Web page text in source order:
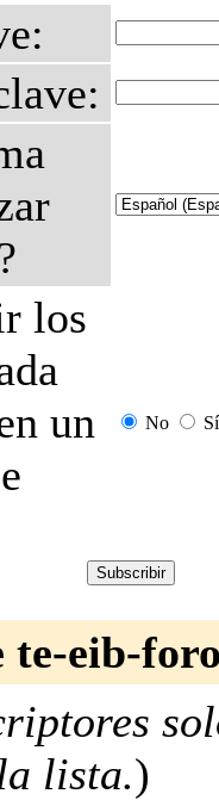
los
un
No Sí
te-eib-
lista.)